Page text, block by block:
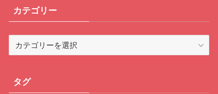
カテゴリー
ー
タグ